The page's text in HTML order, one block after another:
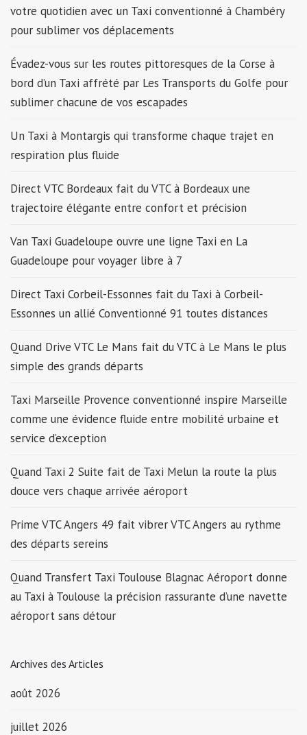
votre quotidien avec un Taxi conventionné à Chambéry
pour sublimer vos déplacements
Évadez-vous sur les routes pittoresques de la Corse à
bord d’un Taxi affrété par Les Transports du Golfe pour
sublimer chacune de vos escapades
Un Taxi à Montargis qui transforme chaque trajet en
respiration plus fluide
Direct VTC Bordeaux fait du VTC à Bordeaux une
trajectoire élégante entre confort et précision
Van Taxi Guadeloupe ouvre une ligne Taxi en La
Guadeloupe pour voyager libre à 7
Direct Taxi Corbeil-Essonnes fait du Taxi à Corbeil-
Essonnes un allié Conventionné 91 toutes distances
Quand Drive VTC Le Mans fait du VTC à Le Mans le plus
simple des grands départs
Taxi Marseille Provence conventionné inspire Marseille
comme une évidence fluide entre mobilité urbaine et
service d’exception
Quand Taxi 2 Suite fait de Taxi Melun la route la plus
douce vers chaque arrivée aéroport
Prime VTC Angers 49 fait vibrer VTC Angers au rythme
des départs sereins
Quand Transfert Taxi Toulouse Blagnac Aéroport donne
au Taxi à Toulouse la précision rassurante d’une navette
aéroport sans détour
Archives des Articles
août 2026
juillet 2026